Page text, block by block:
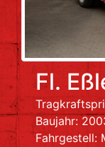
Fl.
Baujahr:
Fahrgestell: